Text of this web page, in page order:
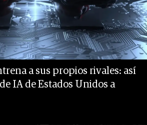
a sus propios rivales: así
IA de Estados Unidos a